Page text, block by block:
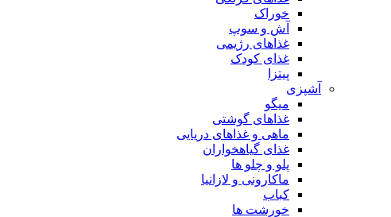
خوراک
آش و سوپ
غذاهای رژیمی
غذای کودک
پیتزا
آشپزی
میگو
غذاهای گوشتی
ماهی و غذاهای دریایی
غذای گیاهخواران
پلو و چلو ها
ماکارونی و لازانیا
کباب
خورشت ها